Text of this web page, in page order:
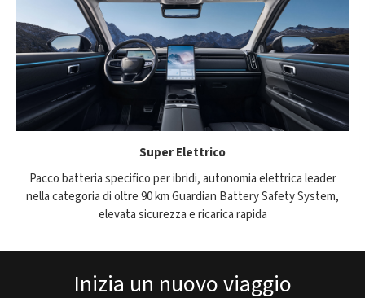
Super Elettrico
Pacco batteria specifico per ibridi, autonomia elettrica leader
nella categoria di oltre 90 km Guardian Battery Safety System,
elevata sicurezza e ricarica rapida
Inizia un nuovo viaggio